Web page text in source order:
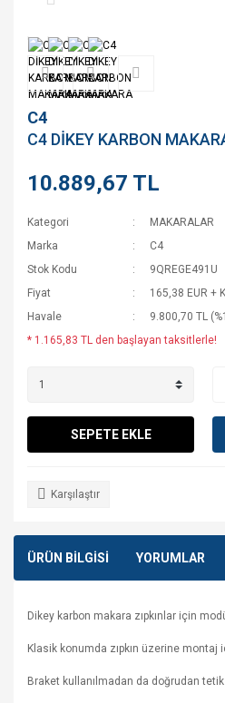
C4
C4 DİKEY KARBON
10.889,67 TL
Kategori
MAKARALAR
Marka
C4
Stok Kodu
9QREGE491U
Fiyat
165,38 EUR +
Havale
9.800,70 TL
* 1.165,83 TL den başlayan taksitlerle!
SEPETE EKLE
Karşılaştır
ÜRÜN BİLGİSİ YORUMLAR
Dikey karbon makara zıpkınlar için
Klasik konumda zıpkın üzerine montaj
Braket kullanılmadan da doğrudan